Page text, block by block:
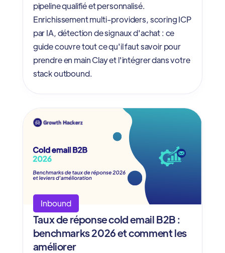
pipeline qualifié et personnalisé.
Enrichissement multi-providers, scoring ICP
par IA, détection de signaux d'achat : ce
guide couvre tout ce qu'il faut savoir pour
prendre en main Clay et l'intégrer dans votre
stack outbound.
Inbound
Taux de réponse cold email B2B :
benchmarks 2026 et comment les
améliorer